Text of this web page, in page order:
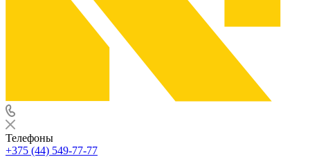
Телефоны
+375 (44) 549-77-77